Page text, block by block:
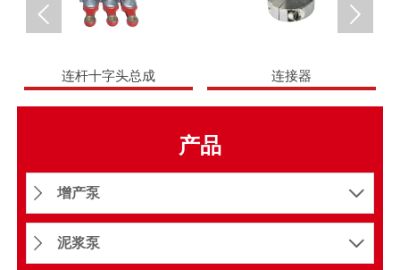
连杆十字头总成 连接器
 
产品
 增产泵 
 泥浆泵 